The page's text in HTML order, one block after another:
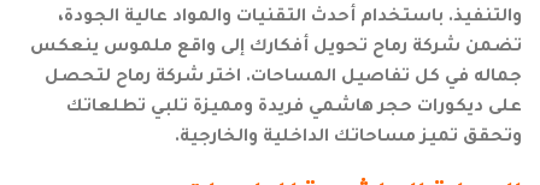
والتنفيذ. باستخدام أحدث التقنيات والمواد عالية الجودة،
تضمن شركة رماح تحويل أفكارك إلى واقع ملموس ينعكس
جماله في كل تفاصيل المساحات. اختر شركة رماح لتحصل
على ديكورات حجر هاشمي فريدة ومميزة تلبي تطلعاتك
وتحقق تميز مساحاتك الداخلية والخارجية.